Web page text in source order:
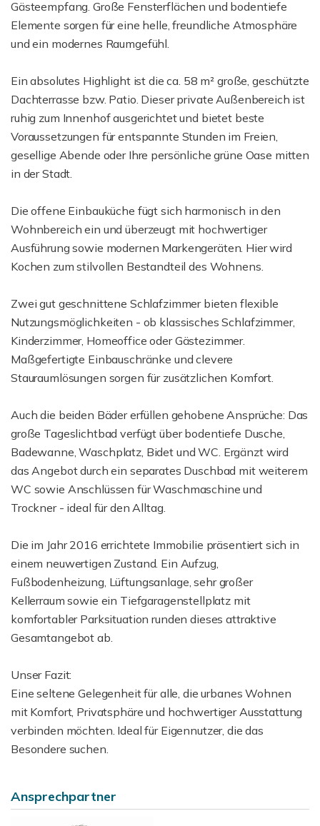
Gästeempfang. Große Fensterflächen und bodentiefe
Elemente sorgen für eine helle, freundliche Atmosphäre
und ein modernes Raumgefühl.
Ein absolutes Highlight ist die ca. 58 m² große, geschützte
Dachterrasse bzw. Patio. Dieser private Außenbereich ist
ruhig zum Innenhof ausgerichtet und bietet beste
Voraussetzungen für entspannte Stunden im Freien,
gesellige Abende oder Ihre persönliche grüne Oase mitten
in der Stadt.
Die offene Einbauküche fügt sich harmonisch in den
Wohnbereich ein und überzeugt mit hochwertiger
Ausführung sowie modernen Markengeräten. Hier wird
Kochen zum stilvollen Bestandteil des Wohnens.
Zwei gut geschnittene Schlafzimmer bieten flexible
Nutzungsmöglichkeiten - ob klassisches Schlafzimmer,
Kinderzimmer, Homeoffice oder Gästezimmer.
Maßgefertigte Einbauschränke und clevere
Stauraumlösungen sorgen für zusätzlichen Komfort.
Auch die beiden Bäder erfüllen gehobene Ansprüche: Das
große Tageslichtbad verfügt über bodentiefe Dusche,
Badewanne, Waschplatz, Bidet und WC. Ergänzt wird
das Angebot durch ein separates Duschbad mit weiterem
WC sowie Anschlüssen für Waschmaschine und
Trockner - ideal für den Alltag.
Die im Jahr 2016 errichtete Immobilie präsentiert sich in
einem neuwertigen Zustand. Ein Aufzug,
Fußbodenheizung, Lüftungsanlage, sehr großer
Kellerraum sowie ein Tiefgaragenstellplatz mit
komfortabler Parksituation runden dieses attraktive
Gesamtangebot ab.
Unser Fazit:
Eine seltene Gelegenheit für alle, die urbanes Wohnen
mit Komfort, Privatsphäre und hochwertiger Ausstattung
verbinden möchten. Ideal für Eigennutzer, die das
Besondere suchen.
Ansprechpartner